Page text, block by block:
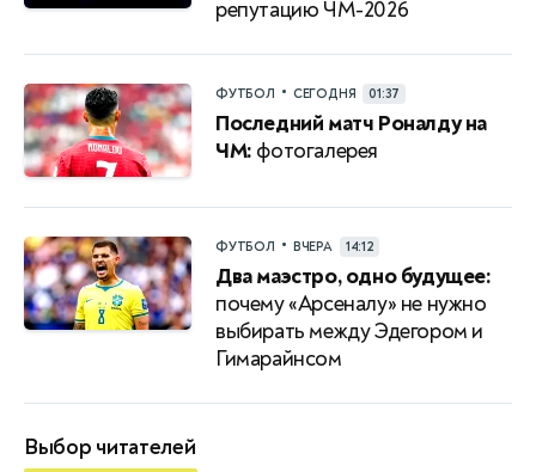
репутацию ЧМ-2026
ФУТБОЛ • СЕГОДНЯ 01:37
Последний матч Роналду на
ЧМ: фотогалерея
ФУТБОЛ • ВЧЕРА 14:12
Два маэстро, одно будущее:
почему «Арсеналу» не нужно
выбирать между Эдегором и
Гимарайнсом
Выбор читателей